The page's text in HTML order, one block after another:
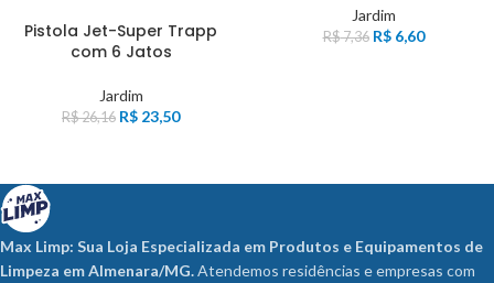
Pistola Jet-Super Trapp
com 6 Jatos
Jardim
R$26,16 R$ 23,50
Jardim
R$7,36 R$6,60
Max Limp: Sua Loja Especializada em Produtos e Equipamentos de
Limpeza em Almenara/MG.Atendemos residências e empresas com